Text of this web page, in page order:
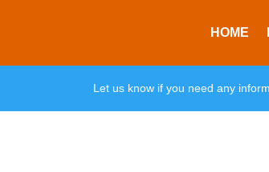
HOME
Let us know if you need any